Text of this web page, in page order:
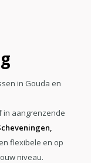
in Gouda en
in aangrenzende
flexibele en op
niveau.